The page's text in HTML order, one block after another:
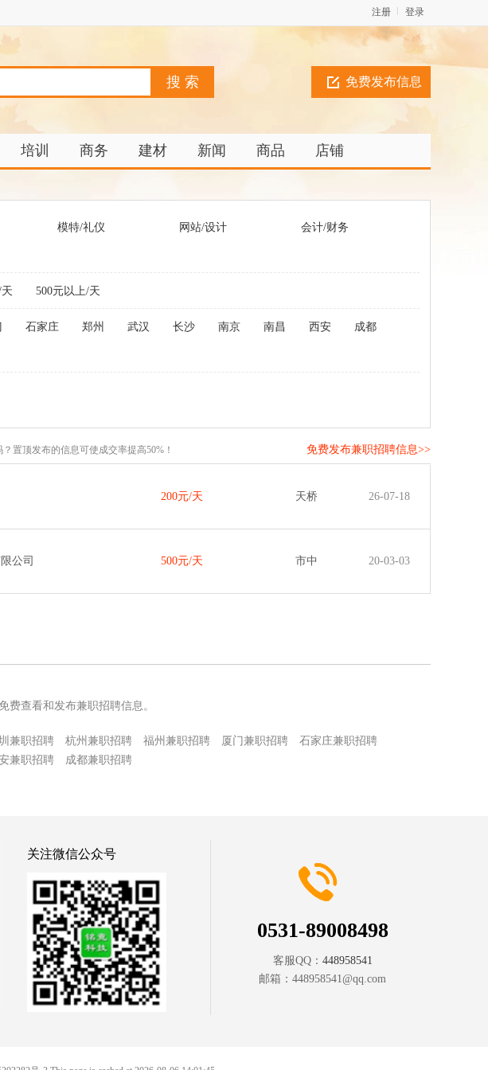
登录
注册
免费发布信息
培训 商务 建材 新闻 商品 店铺
模特/礼仪 网站/设计 会计/财务
500元以上/天
石家庄 郑州 武汉 长沙 南京 南昌 西安 成都
置顶发布的信息可使成交率提高50%！ 免费发布兼职招聘信息>>
26-07-18
天桥
200元/天
20-03-03
市中
500元/天
公司
查看和发布兼职招聘信息。
兼职招聘 杭州兼职招聘 福州兼职招聘 厦门兼职招聘
石家庄兼职招聘
兼职招聘 成都兼职招聘
关注微信公众号
0531-89008498
客服QQ： 448958541
邮箱： 448958541@qq.com